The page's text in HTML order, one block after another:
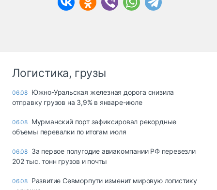
Логистика, грузы
06.08 Южно-Уральская железная дорога снизила
отправку грузов на 3,9% в январе-июле
06.08 Мурманский порт зафиксировал рекордные
объемы перевалки по итогам июля
06.08 За первое полугодие авиакомпании РФ перевезли
202 тыс. тонн грузов и почты
06.08 Развитие Севморпути изменит мировую логистику